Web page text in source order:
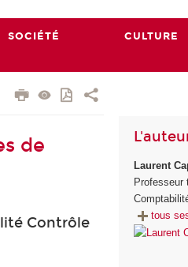
SOCIÉTÉ CULTURE
de
Contrôle
Laurent
Professeur
tous